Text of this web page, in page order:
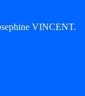
VINCENT.